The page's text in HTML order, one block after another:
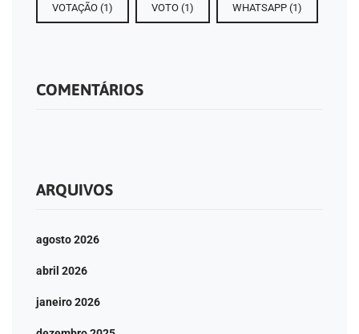
VOTAÇÃO (1) VOTO (1) WHATSAPP (1)
COMENTÁRIOS
ARQUIVOS
agosto 2026
abril 2026
janeiro 2026